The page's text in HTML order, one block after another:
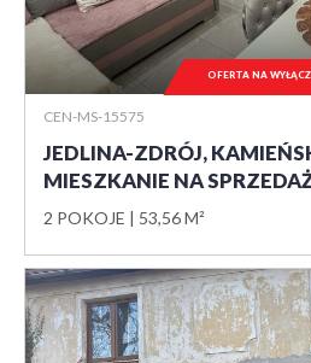
CEN-MS-15575
JEDLINA-ZDRÓJ,
MIESZKANIE NA
2 POKOJE 53,56 M²
OFERTA NA